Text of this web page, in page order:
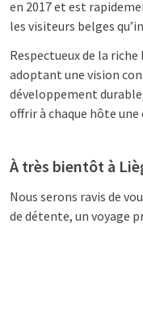
en 2017 et est
les visiteurs belges
Respectueux de la
adoptant une vision
développement
offrir à chaque hôte
À très bientôt à
Nous serons ravis de
de détente, un voyage